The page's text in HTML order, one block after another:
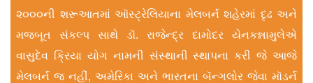
૨૦૦૦ની શરૂઆતમાં ઑસ્ટ્રેલિયાના મેલબર્ન શહેરમાં દૃઢ અને
મજબૂત સંકલ્પ સાથે ડૉ. રાજેન્દ્ર દામોદર યેનકન્નામુલેએ
વાસુદેવ ક્રિયા યોગ નામની સંસ્થાની સ્થાપના કરી જે આજે
મેલબર્ન જ નહીં, અમેરિકા અને ભારતના બૅન્ગલોર જેવા મૉડર્ન